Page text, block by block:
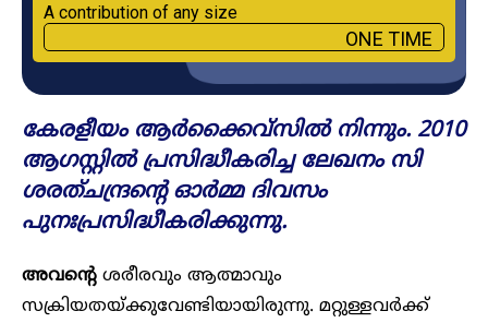
A contribution of any size
ONE TIME
കേരളീയം ആർക്കൈവ്സിൽ നിന്നും. 2010
ആ​ഗസ്റ്റിൽ പ്രസിദ്ധീകരിച്ച ലേഖനം സി
ശരത്ചന്ദ്രന്റെ ഓർമ്മ ദിവസം
പുനഃപ്രസിദ്ധീകരിക്കുന്നു.
അവന്റെ ശരീരവും ആത്മാവും
സക്രിയതയ്ക്കുവേണ്ടിയായിരുന്നു. മറ്റുള്ളവർക്ക്